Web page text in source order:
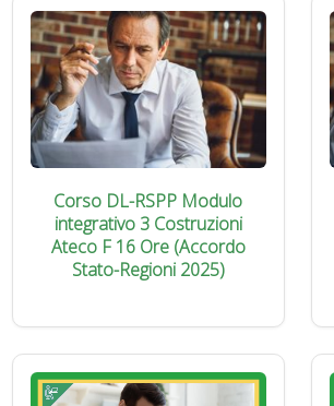
Corso DL-RSPP Modulo
integrativo 3 Costruzioni
Ateco F 16 Ore (Accordo
Stato-Regioni 2025)